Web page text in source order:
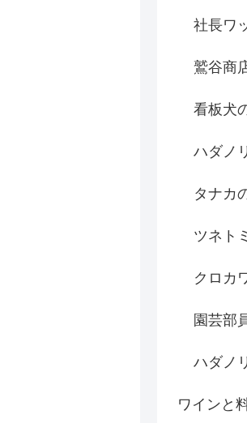
社長ワ
鷲谷商
看板犬
ハダノ
タナカ
ツネト
クロカ
園芸部
ハダノ
ワインと